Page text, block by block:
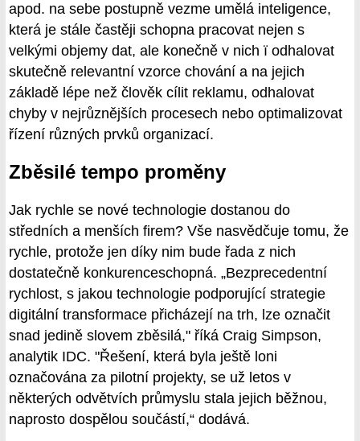
apod. na sebe postupně vezme umělá inteligence,
která je stále častěji schopna pracovat nejen s
velkými objemy dat, ale konečně v nich ï odhalovat
skutečně relevantní vzorce chování a na jejich
základě lépe než člověk cílit reklamu, odhalovat
chyby v nejrůznějších procesech nebo optimalizovat
řízení různých prvků organizací.
Zběsilé tempo proměny
Jak rychle se nové technologie dostanou do
středních a menších firem? Vše nasvědčuje tomu, že
rychle, protože jen díky nim bude řada z nich
dostatečně konkurenceschopná. „Bezprecedentní
rychlost, s jakou technologie podporující strategie
digitální transformace přicházejí na trh, lze označit
snad jedině slovem zběsilá," říká Craig Simpson,
analytik IDC. "Řešení, která byla ještě loni
označována za pilotní projekty, se už letos v
některých odvětvích průmyslu stala jejich běžnou,
naprosto dospělou součástí,“ dodává.